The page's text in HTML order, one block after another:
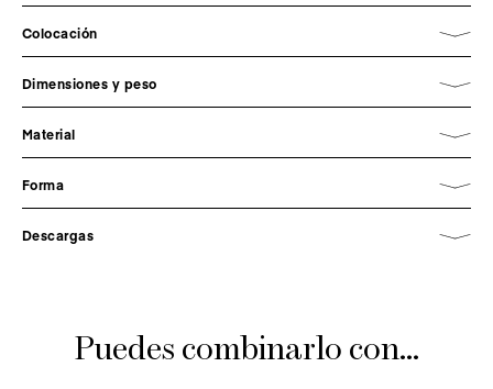
Colocación
Dimensiones y peso
Material
Forma
Descargas
Puedes combinarlo con...